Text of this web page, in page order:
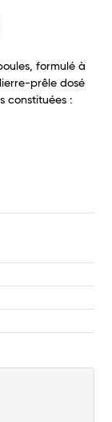
formulé à
prêle dosé
constituées :